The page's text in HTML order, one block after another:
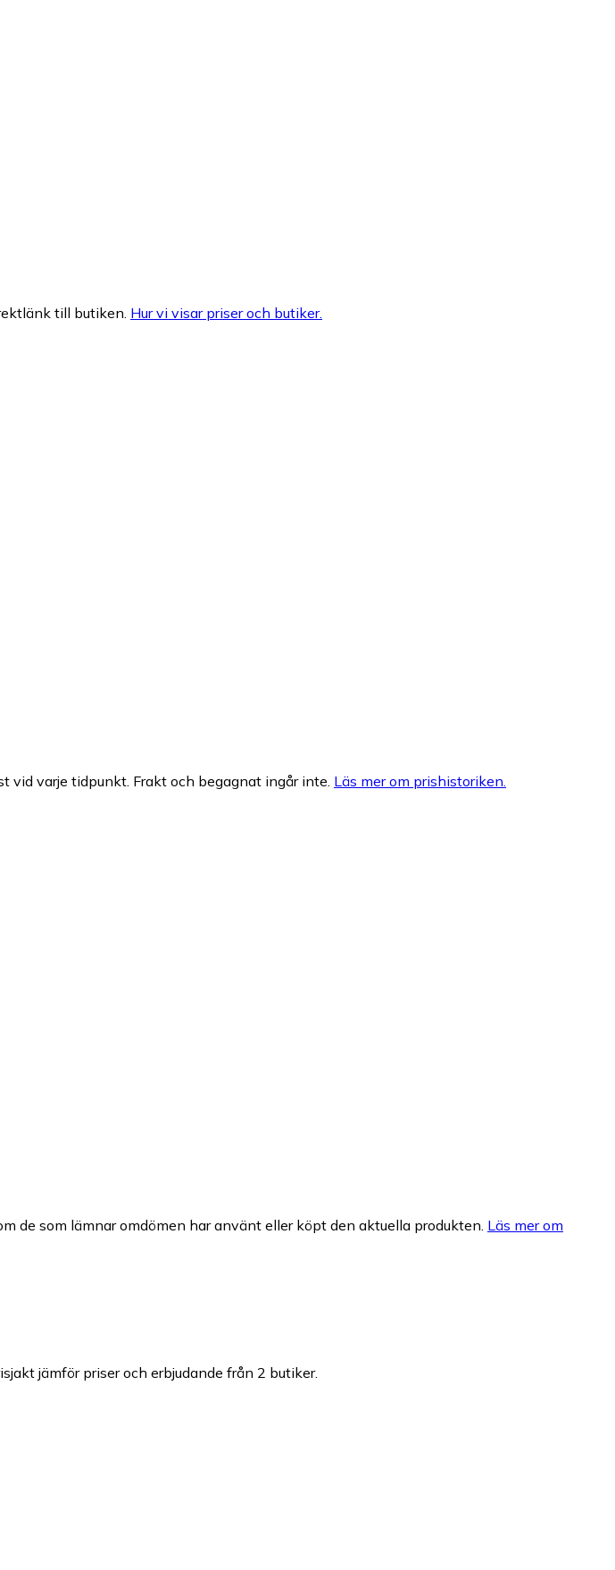
till butiken. Hur vi visar priser och butiker.
vid varje tidpunkt. Frakt och begagnat ingår inte. Läs mer om prishistoriken.
de som lämnar omdömen har använt eller köpt den aktuella produkten. Läs mer om
jämför priser och erbjudande från 2 butiker.